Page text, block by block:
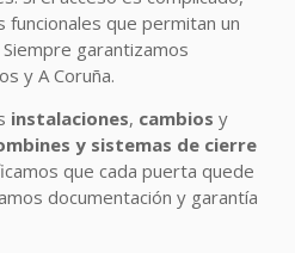
que permitan un
Siempre garantizamos
y A Coruña.
instalaciones, cambios y
y sistemas de cierre
que cada puerta quede
documentación y garantía